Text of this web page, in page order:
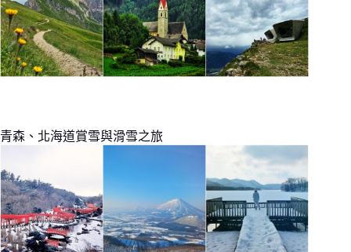
青森、北海道賞雪與滑雪之旅